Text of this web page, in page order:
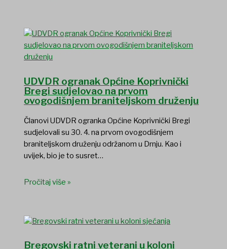
UDVDR ogranak Općine Koprivnički
Bregi sudjelovao na prvom
ovogodišnjem braniteljskom druženju
Članovi UDVDR ogranka Općine Koprivnički Bregi
sudjelovali su 30. 4. na prvom ovogodišnjem
braniteljskom druženju održanom u Drnju. Kao i
uvijek, bio je to susret…
Pročitaj više »
Bregovski ratni veterani u koloni